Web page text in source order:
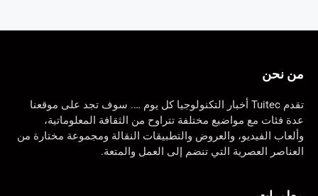
من نحن
تقدم Tuitec أخبار التكنولوجيا كل يوم …. سوف تجد على موقعنا
عدة فئات مع مواضيع مختلفة تتراوح من الثقافة المعلوماتية،
وألعاب الفيديو، والعروض والتطبيقات النقالة ومجموعة مختارة من
العناصر العصرية التي تنضم إلى العمل والمتعة.